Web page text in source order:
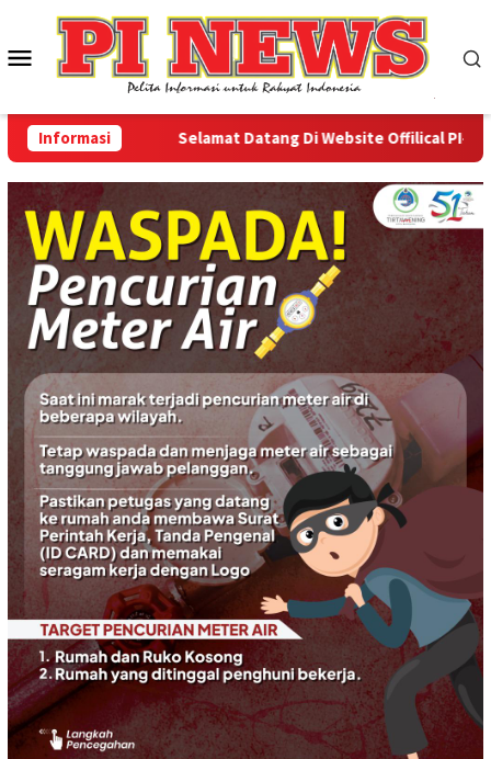
konten
Menu
Mobile
Informasi Selamat Datang Di Website Offilical PI-